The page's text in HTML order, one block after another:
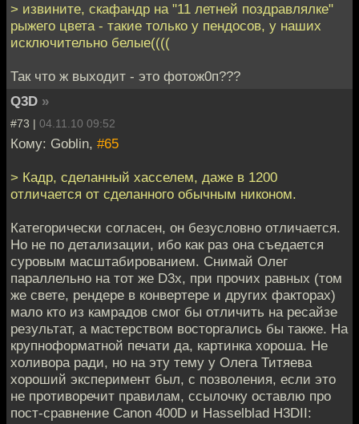
> извините, скафандр на "11 летней поздравлялке"
рыжего цвета - такие только у пендосов, у наших
исключительно белые((((
Так что ж выходит - это фотож0п???
Q3D »
#73 | 04.11.10 09:52
Кому: Goblin, #65
> Кадр, сделанный хасселем, даже в 1200
отличается от сделанного обычным никоном.
Категорически согласен, он безусловно отличается.
Но не по детализации, ибо как раз она съедается
суровым масштабированием. Снимай Олег
параллельно на тот же D3x, при прочих равных (том
же свете, рендере в конвертере и других факторах)
мало кто из камрадов смог бы отличить на ресайзе
результат, а мастерством восторгались бы также. На
крупноформатной печати да, картинка хороша. Не
холивора ради, но на эту тему у Олега Титяева
хороший эксперимент был, с позволения, если это
не противоречит правилам, ссылочку оставлю про
пост-сравнение Canon 400D и Hasselblad H3DII: